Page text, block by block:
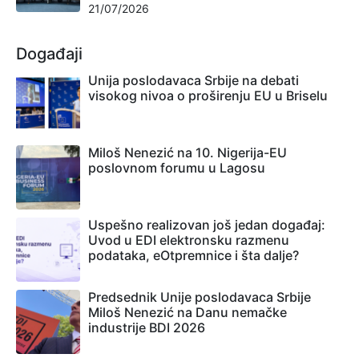
21/07/2026
Događaji
Unija poslodavaca Srbije na debati
visokog nivoa o proširenju EU u Briselu
Miloš Nenezić na 10. Nigerija-EU
poslovnom forumu u Lagosu
Uspešno realizovan još jedan događaj:
Uvod u EDI elektronsku razmenu
podataka, eOtpremnice i šta dalje?
Predsednik Unije poslodavaca Srbije
Miloš Nenezić na Danu nemačke
industrije BDI 2026